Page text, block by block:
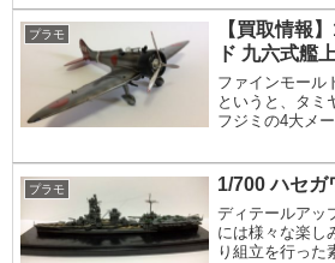
した集客を行い
います。その
参加する...
プラモ
【買取情報
ド 九六式艦
ファインモール
というと、タミ
フジミの4大メ
し、近年新興
でもファインモ
一味違う希少な
ます。写真のキ
プラモ 1/700 ハセガ
ディテールアッ
には様々な楽し
り組立を行った